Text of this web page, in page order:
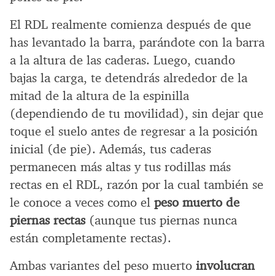
El RDL realmente comienza después de que
has levantado la barra, parándote con la barra
a la altura de las caderas. Luego, cuando
bajas la carga, te detendrás alrededor de la
mitad de la altura de la espinilla
(dependiendo de tu movilidad), sin dejar que
toque el suelo antes de regresar a la posición
inicial (de pie). Además, tus caderas
permanecen más altas y tus rodillas más
rectas en el RDL, razón por la cual también se
le conoce a veces como el peso muerto de
piernas rectas(aunque tus piernas nunca
están completamente rectas).
Ambas variantes del peso muerto involucran